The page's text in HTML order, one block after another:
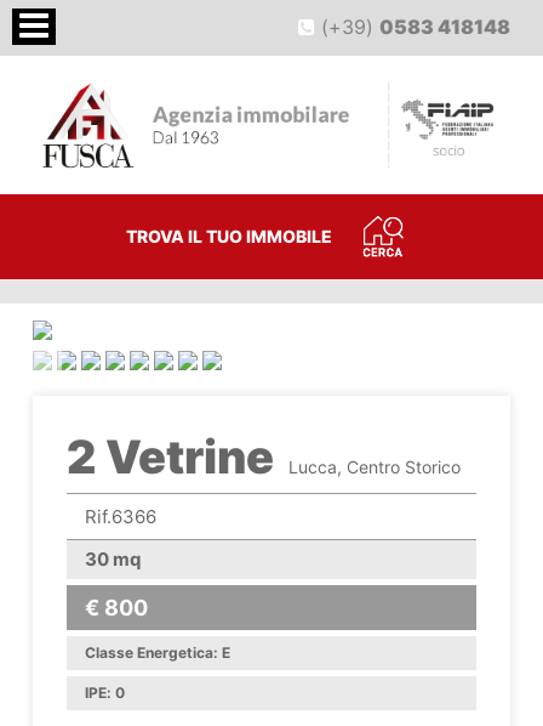
(+39)0583 418148
TROVA IL TUO IMMOBILE
2 Vetrine Lucca, Centro Storico
Rif.6366
30 mq
€ 800
Classe Energetica: E
IPE: 0